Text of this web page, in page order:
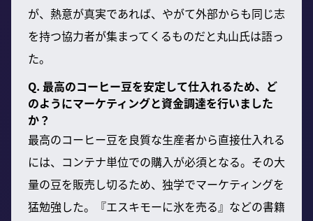
が、熱意が真実であれば、やがて外部からも同じ志
を持つ協力者が集まってくるものだと丸山氏は語っ
た。
Q. 最高のコーヒー豆を安定して仕入れるため、ど
のようにマーケティングと資金調達を行いました
か？
最高のコーヒー豆を良質な生産者から直接仕入れる
には、コンテナ単位での購入が必須となる。その大
量の豆を販売し切るため、独学でマーケティングを
猛勉強した。『エスキモーに氷を売る』などの書籍